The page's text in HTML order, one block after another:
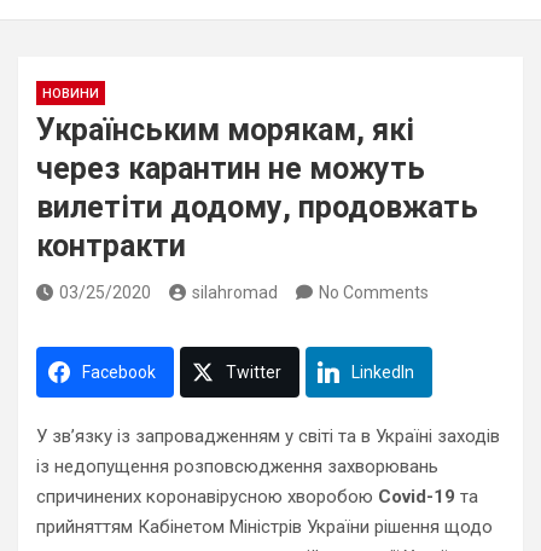
НОВИНИ
Українським морякам, які
через карантин не можуть
вилетіти додому, продовжать
контракти
03/25/2020 silahromad No Comments
Facebook Twitter LinkedIn
У зв’язку із запровадженням у світі та в Україні заходів
із недопущення розповсюдження захворювань
спричинених коронавірусною хворобою Covid-19 та
прийняттям Кабінетом Міністрів України рішення щодо